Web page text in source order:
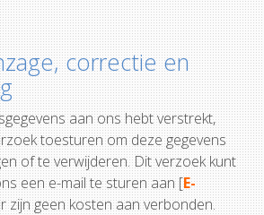
correctie en
aan ons hebt verstrekt,
toesturen om deze gegevens
of te verwijderen. Dit verzoek kunt
een e-mail te sturen aan [E-
zijn geen kosten aan verbonden.